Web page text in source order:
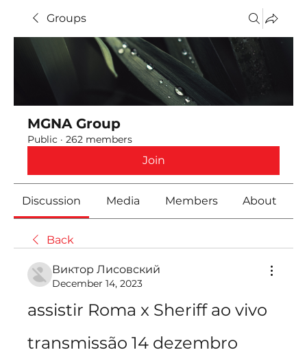
Groups
MGNA Group
Public · 262 members
Join
Discussion Media Members About
Back
Виктор Лисовский
December 14, 2023
assistir Roma x Sheriff ao vivo
transmissão 14 dezembro